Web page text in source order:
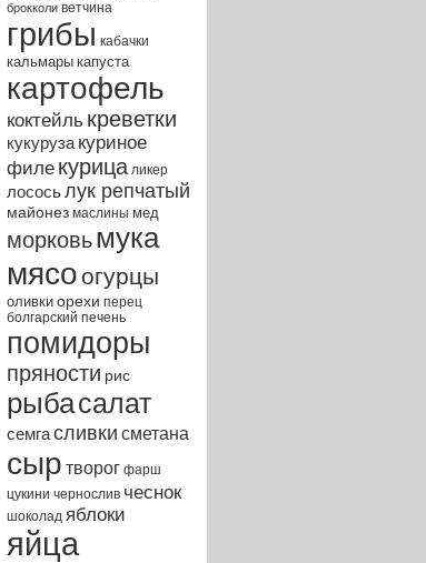
брокколи ветчина
грибы кабачки
кальмары капуста
картофель
коктейль креветки
кукуруза куриное
филе курица ликер
лососьлук репчатый
майонез маслины мед
морковьмука
мясо огурцы
оливки орехи перец
болгарский печень
помидоры
пряности рис
рыбасалат
семгасливки сметана
сыр творог фарш
цукини чернослив чеснок
шоколад яблоки
яйца